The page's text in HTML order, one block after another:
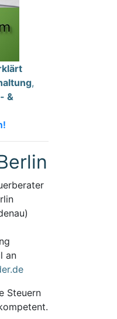
,
&
an
Steuern